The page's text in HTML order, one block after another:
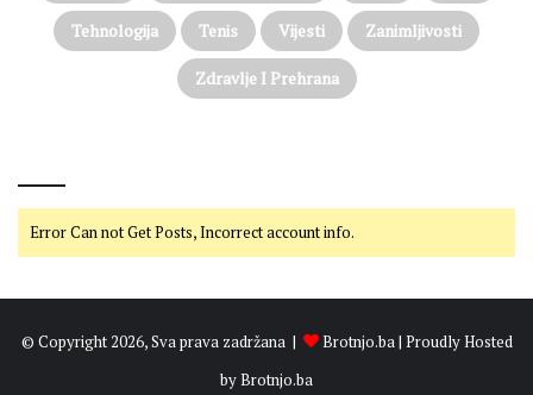
Tehnologija Tenis Vijesti Zanimljivosti
Zdravlje I Prehrana
Error Can not Get Posts, Incorrect account info.
© Copyright 2026, Sva prava zadržana | Brotnjo.ba| Proudly Hosted
byBrotnjo.ba